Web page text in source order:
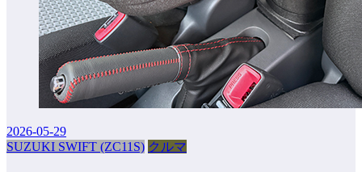
2026-05-29
SUZUKI SWIFT (ZC11S) クルマ